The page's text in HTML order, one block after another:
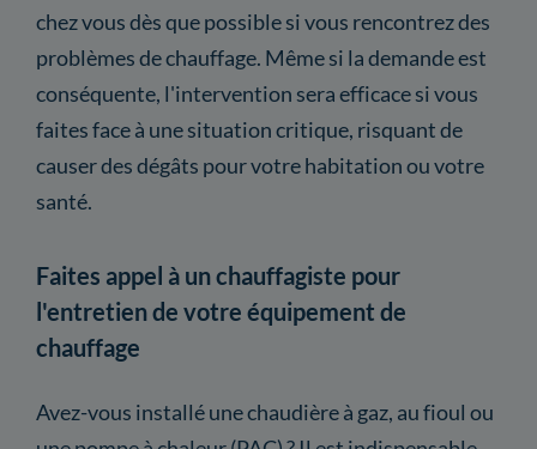
chez vous dès que possible si vous rencontrez des
problèmes de chauffage. Même si la demande est
conséquente, l'intervention sera efficace si vous
faites face à une situation critique, risquant de
causer des dégâts pour votre habitation ou votre
santé.
Faites appel à un chauffagiste pour
l'entretien de votre équipement de
chauffage
Avez-vous installé une chaudière à gaz, au fioul ou